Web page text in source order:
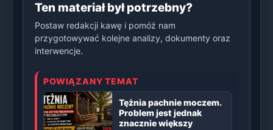
Ten materiał był potrzebny?
Postaw redakcji kawę i pomóż nam
przygotowywać kolejne analizy, dokumenty oraz
interwencje.
POWIĄZANY TEMAT
Tężnia pachnie moczem.
Problem jest jednak
znacznie większy